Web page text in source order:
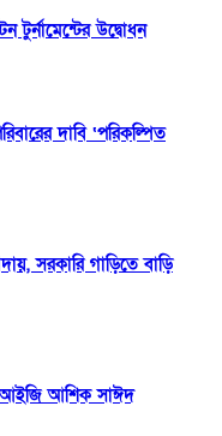
টুর্নামেন্টের উদ্বোধন
দাবি ‘পরিকল্পিত
সরকারি গাড়িতে বাড়ি
আশিক সাঈদ